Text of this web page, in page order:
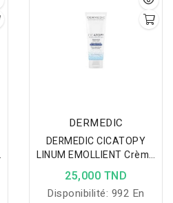
et apaise les irritations.
DERMEDIC
DERMEDIC CICATOPY
LINUM EMOLLIENT Crème
Mains 75ML
25,000 TND
Disponibilité: 992 En